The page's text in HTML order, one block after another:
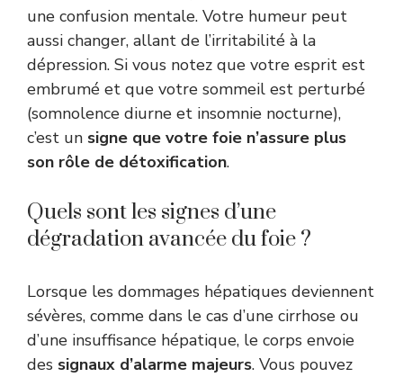
une confusion mentale. Votre humeur peut
aussi changer, allant de l’irritabilité à la
dépression. Si vous notez que votre esprit est
embrumé et que votre sommeil est perturbé
(somnolence diurne et insomnie nocturne),
c’est un signe que votre foie n’assure plus
son rôle de détoxification.
Quels sont les signes d’une
dégradation avancée du foie ?
Lorsque les dommages hépatiques deviennent
sévères, comme dans le cas d’une cirrhose ou
d’une insuffisance hépatique, le corps envoie
des signaux d’alarme majeurs. Vous pouvez